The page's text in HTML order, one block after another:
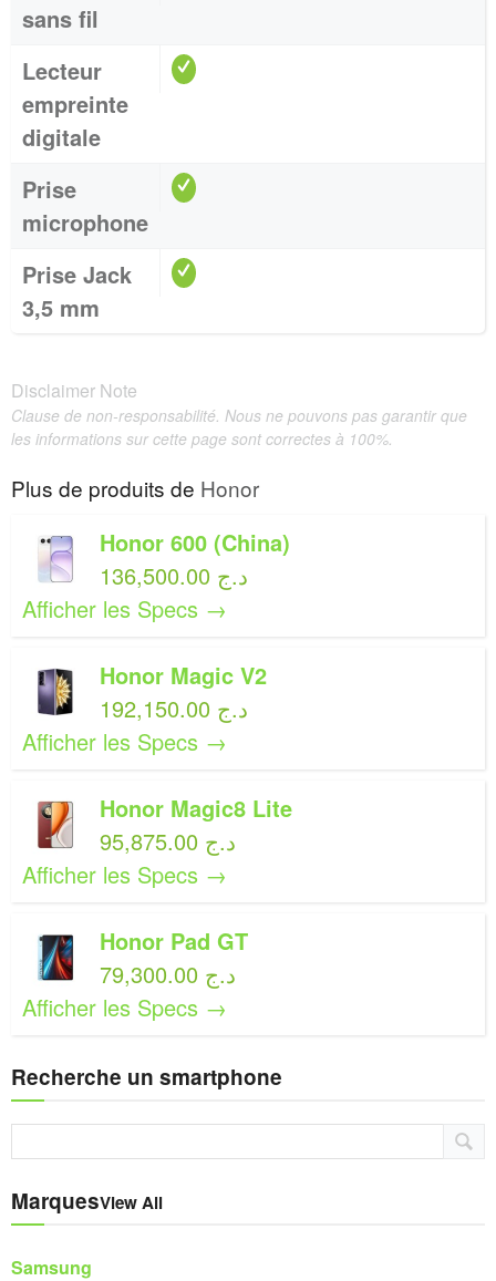
sans fil
Lecteur
empreinte
digitale
Prise
microphone
Prise Jack
3,5 mm
Disclaimer Note
Clause de non-responsabilité. Nous ne pouvons pas garantir que
les informations sur cette page sont correctes à 100%.
Plus de produits de Honor
Honor 600 (China)
136,500.00 د.ج
Afficher les Specs →
Honor Magic V2
192,150.00 د.ج
Afficher les Specs →
Honor Magic8 Lite
95,875.00 د.ج
Afficher les Specs →
Honor Pad GT
79,300.00 د.ج
Afficher les Specs →
Recherche un smartphone
MarquesView All
Samsung